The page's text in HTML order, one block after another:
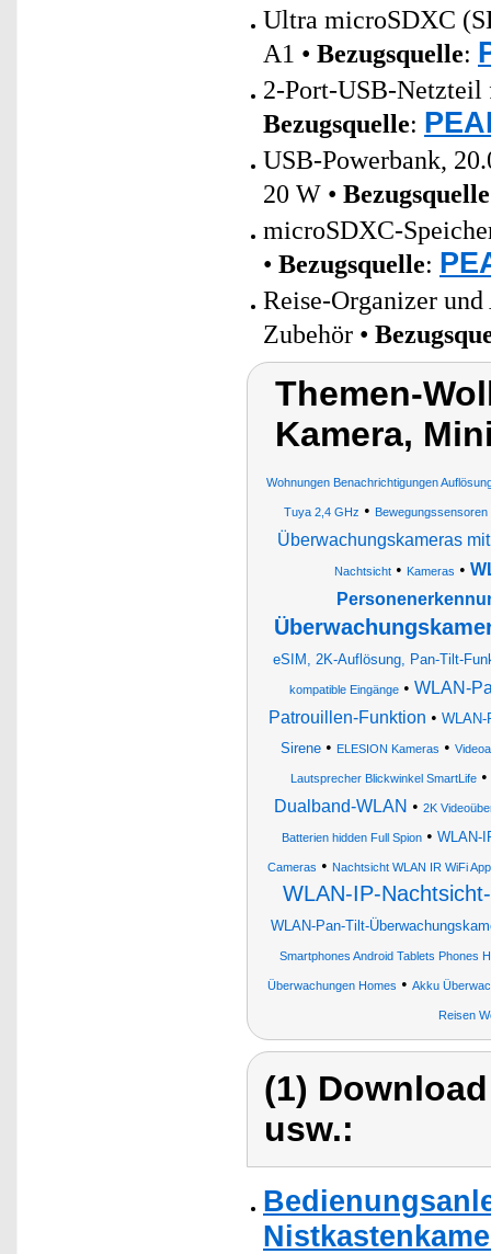
Ultra microSDXC
A1 • Bezugsquelle:
2-Port-USB-Netzteil
Bezugsquelle:
USB-Powerbank,
20 W • Bezugsquelle
microSDXC-
• Bezugsquelle:
Reise-Organizer
Zubehör •
Themen-
Kamera,
Wohnungen Benachrichtigungen
Tuya 2,4 GHz • Bewegungssensoren
Überwachungskameras
Nachtsicht• Kameras •
eSIM, 2K-Auflösung, Pan-Tilt-
kompatible Eingänge • WLAN-
Patrouillen-Funktion •
Sirene• ELESION Kameras •
Lautsprecher Blickwinkel SmartLife•
Dualband-WLAN • 2K
Batterien hidden Full Spion • WLAN-
Cameras • Nachtsicht WLAN IR WiFi
WLAN-IP-
WLAN-Pan-Tilt-
Smartphones Android Tablets Phones
Überwachungen Homes • Akku
Reisen
(1)
usw.: